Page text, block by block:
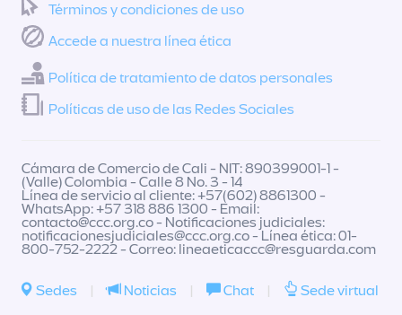
Términos y condiciones de uso
Accede a nuestra línea ética
Política de tratamiento de datos personales
Políticas de uso de las Redes Sociales
Cámara de Comercio de Cali - NIT: 890399001-1 -
(Valle) Colombia - Calle 8 No. 3 - 14
Línea de servicio al cliente: +57(602) 8861300 -
WhatsApp: +57 318 886 1300 - Email:
contacto@ccc.org.co- Notificaciones judiciales:
notificacionesjudiciales@ccc.org.co- Línea ética: 01-
800-752-2222 - Correo: lineaeticaccc@resguarda.com
Sedes | Noticias | Chat | Sede virtual